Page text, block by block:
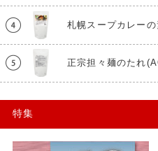
札幌スープカレー
正宗担々麺のたれ
特集